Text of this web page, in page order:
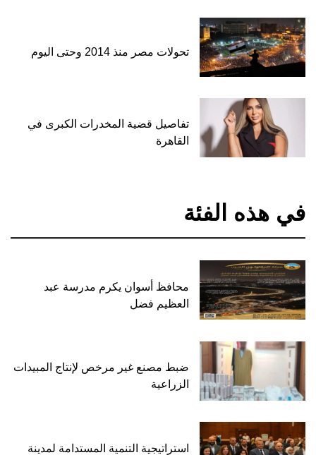
تحولات مصر منذ 2014 وحتى اليوم
تفاصيل قضية المخدرات الكبرى في
القاهرة
في هذه الفئة
محافظ أسوان يكرم مدرسة عبد
العظيم فضل
ضبط مصنع غير مرخص لإنتاج المبيدات
الزراعية
استراتيجية التنمية المستدامة لمدينة